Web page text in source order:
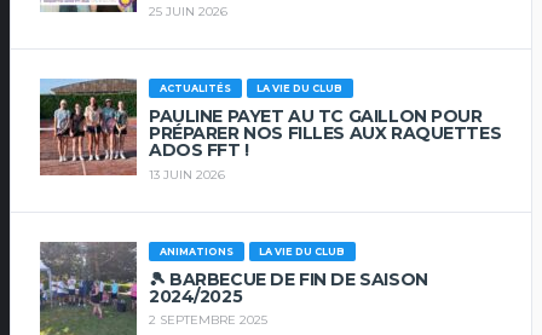
25 JUIN 2026
ACTUALITÉS LA VIE DU CLUB
PAULINE PAYET AU TC GAILLON POUR
PRÉPARER NOS FILLES AUX RAQUETTES
ADOS FFT !
13 JUIN 2026
ANIMATIONS LA VIE DU CLUB
🎾 BARBECUE DE FIN DE SAISON
2024/2025
2 SEPTEMBRE 2025